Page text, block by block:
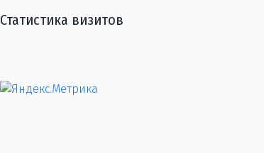
Статистика визитов